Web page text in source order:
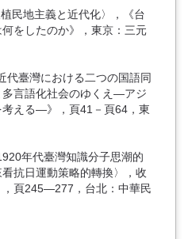
民地主義と近代化〉，《台
をしたのか》，東京：三元
代臺灣における二つの国語同
言語化社会のゆくえ―アジ
える―》，頁41－頁64，東
年代臺灣知識分子思潮的
抗日運動策略的轉換〉，收
頁245―277，台北：中華民